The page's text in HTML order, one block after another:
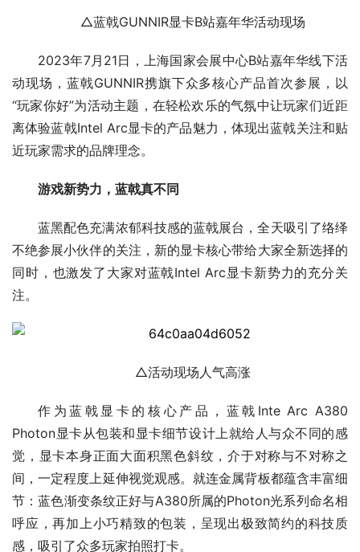
△蓝戟GUNNIR显卡B站嘉年华活动现场
2023年7月21日，上海国家会展中心B站嘉年华线下活
动现场，蓝戟GUNNIR携旗下众多核心产品首次参展，以
“玩家你好”为活动主题，在轻松欢乐的气氛中让玩家们近距
离体验蓝戟Intel Arc显卡的产品魅力，体现出蓝戟关注和贴
近玩家需求的品牌理念。
游戏新势力，蓝戟真不同
蓝黑配色充满浓郁科技感的蓝戟展台，全天吸引了络绎
不绝参展小伙伴的关注，新的显卡核心带给大家全新选择的
同时，也激发了大家对蓝戟Intel Arc显卡新势力的充分关
注。
△活动现场人气高涨
作为蓝戟显卡的核心产品，蓝戟Inte Arc A380
Photon显卡从包装和显卡细节设计上就给人与众不同的感
觉，显卡本身正面大面积黑色斜纹，介于对称与不对称之
间，一定程度上延伸视觉观感。就连金属背板都蕴含丰富细
节：蓝色渐变条纹正好与A380所属的Photon光系列命名相
呼应，再加上小巧精致的包装，呈现出极致简约的科技质
感，吸引了众多玩家拍照打卡。